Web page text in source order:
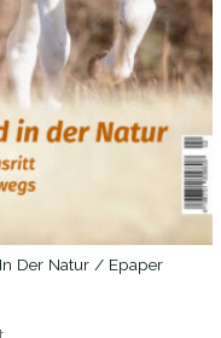
Der Natur / Epaper